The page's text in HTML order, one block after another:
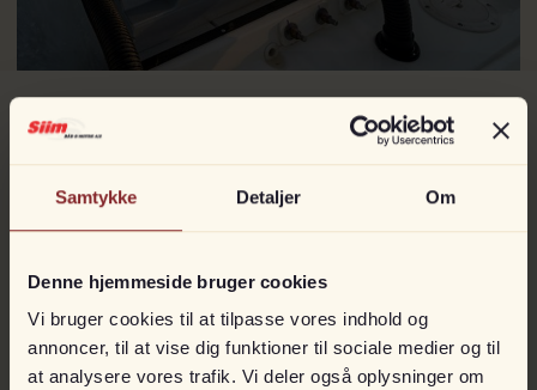
Samtykke Detaljer Om
Denne hjemmeside bruger cookies
Vi bruger cookies til at tilpasse vores indhold og
annoncer, til at vise dig funktioner til sociale medier og til
at analysere vores trafik. Vi deler også oplysninger om
Andet fra Mercury